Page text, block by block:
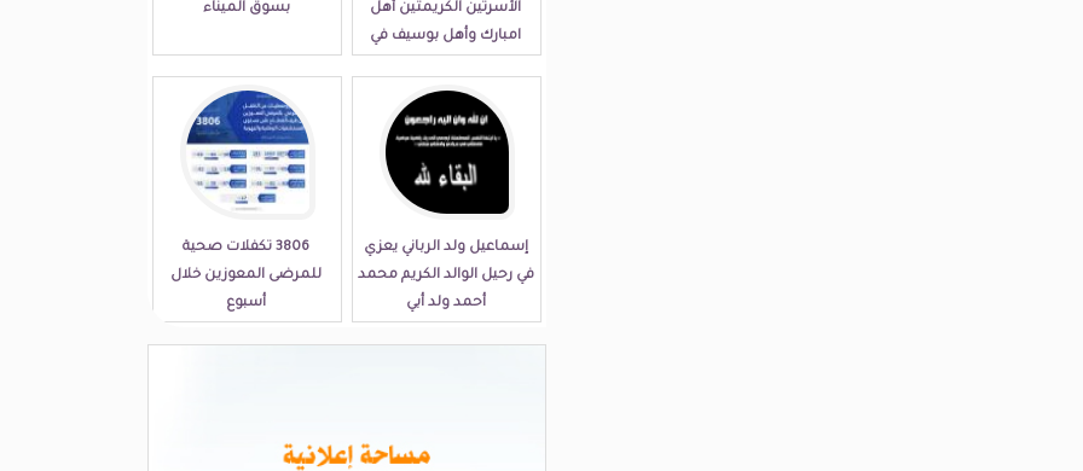
الأسرتين الكريمتين أهل
امبارك وأهل بوسيف في
بسوق الميناء
إسماعيل ولد الرباني يعزي
في رحيل الوالد الكريم محمد
أحمد ولد أبي
3806 تكفلات صحية
للمرضى المعوزين خلال
أسبوع